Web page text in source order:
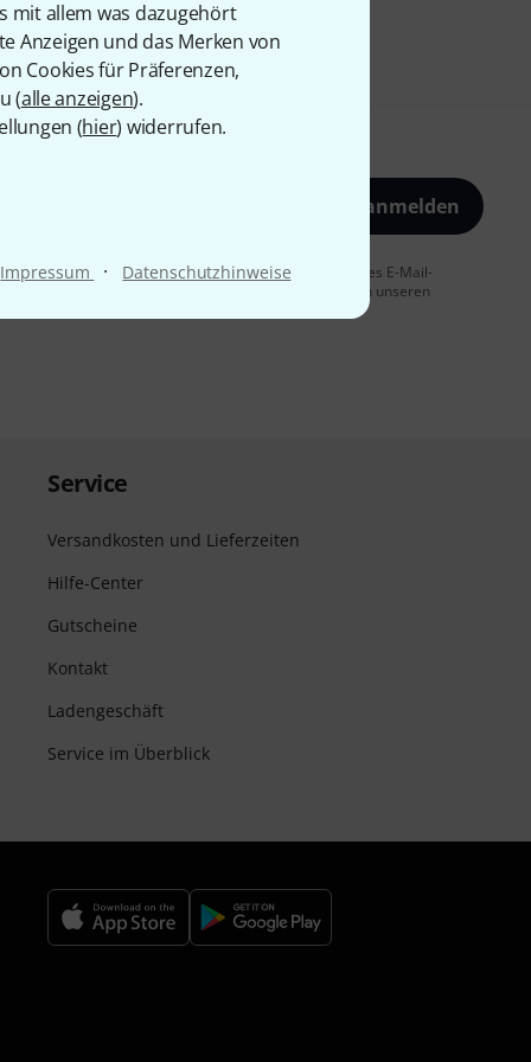
mit allem was dazugehört
Anzeigen und das Merken von
Cookies für Präferenzen,
(alle anzeigen).
(hier) widerrufen.
Impressum · Datenschutzhinweise
Jetzt anmelden
dem Erhalt von E-Mail-Werbung und einer Messung des E-Mail-
jederzeit möglich. Weitere Informationen finden Sie in unseren
Service
Versandkosten und Lieferzeiten
Hilfe-Center
Gutscheine
Kontakt
Ladengeschäft
Service im Überblick